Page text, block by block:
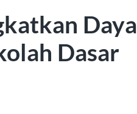
Daya
Dasar